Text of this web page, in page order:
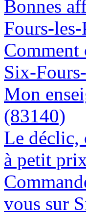
Bonnes
Fours-
Comment
Six-
Mon
(83140)
Le déclic,
à petit
vous sur